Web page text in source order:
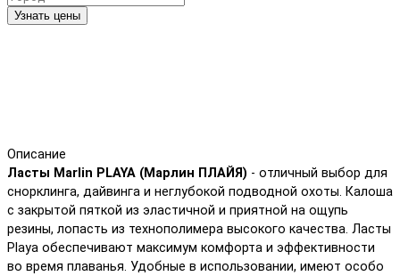
Узнать цены
Описание
Ласты Marlin PLAYA (Марлин ПЛАЙЯ) - отличный выбор для
снорклинга, дайвинга и неглубокой подводной охоты. Калоша
с закрытой пяткой из эластичной и приятной на ощупь
резины, лопасть из технополимера высокого качества. Ласты
Playa обеспечивают максимум комфорта и эффективности
во время плаванья. Удобные в использовании, имеют особо